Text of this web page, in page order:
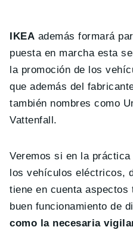
IKEA además formará
puesta en marcha esta
la promoción de los
que además del
también nombres como
Vattenfall.
Veremos si en la
los vehículos eléctricos,
tiene en cuenta aspectos
buen funcionamiento de
como la necesaria